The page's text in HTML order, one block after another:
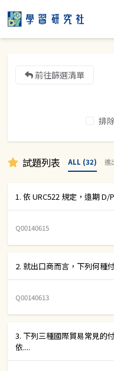
前往篩選清單
排
試題列表 ALL (32) 進
1. 依 URC522 規定，遠期 D/
Q00140615
2. 就出口商而言，下列何種
Q00140613
3. 下列三種國際貿易常見的
依....